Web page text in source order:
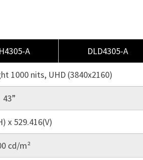
A DLD4305-A
1000 nits, UHD (3840x2160)
43”
x 529.416(V)
cd/m²